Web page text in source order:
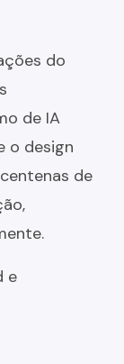
do
de IA
o design
de
e